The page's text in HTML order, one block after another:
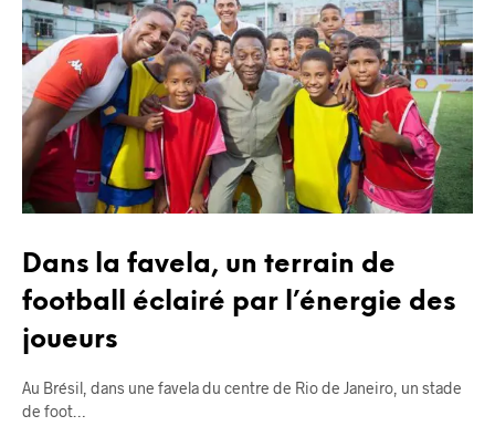
Dans la favela, un terrain de
football éclairé par l’énergie des
joueurs
Au Brésil, dans une favela du centre de Rio de Janeiro, un stade
de foot…